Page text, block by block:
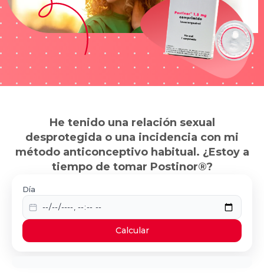
He tenido una relación sexual
desprotegida o una incidencia con mi
método anticonceptivo habitual. ¿Estoy a
tiempo de tomar Postinor®?
Día
Calcular